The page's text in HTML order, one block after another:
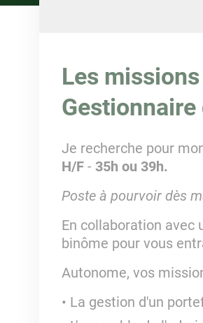
Les
Je recherche pour
H/F- 35h ou 39h.
Poste à pourvoir dès
En collaboration avec
binôme pour vous
Autonome, vos
La gestion d'un